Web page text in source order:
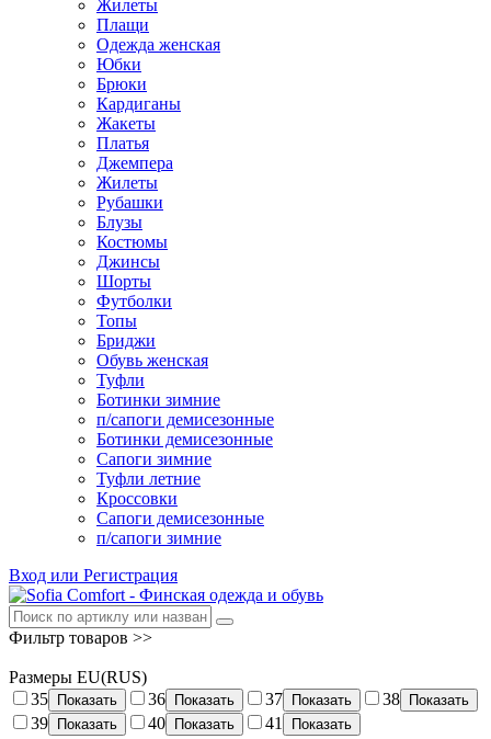
Жилеты
Плащи
Одежда женская
Юбки
Брюки
Кардиганы
Жакеты
Платья
Джемпера
Жилеты
Рубашки
Блузы
Костюмы
Джинсы
Шорты
Футболки
Топы
Бриджи
Обувь женская
Туфли
Ботинки зимние
п/сапоги демисезонные
Ботинки демисезонные
Сапоги зимние
Туфли летние
Кроссовки
Сапоги демисезонные
п/сапоги зимние
Вход или Регистрация
Фильтр товаров >>
Размеры EU(RUS)
35
Показать 36 Показать 37 Показать 38 Показать
39 Показать 40 Показать 41 Показать